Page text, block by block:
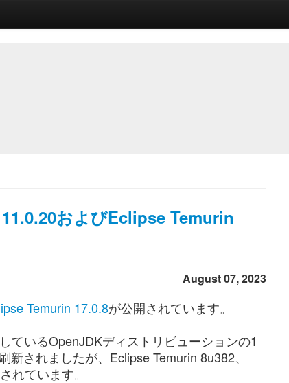
およびEclipse Temurin
August 07, 2023
Temurin 17.0.8が公開されています。
ているOpenJDKディストリビューションの1
されましたが、Eclipse Temurin 8u382、
れています。